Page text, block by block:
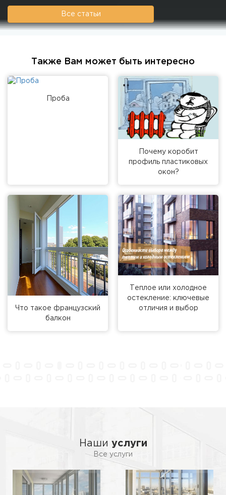
Все статьи
Также Вам может быть интересно
Проба
Почему коробит
профиль пластиковых
окон?
Что такое французский
балкон
Теплое или холодное
остекление: ключевые
отличия и выбор
Наши услуги
Все услуги